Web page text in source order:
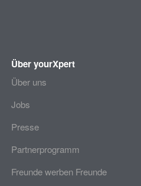
Über yourXpert
Über uns
Jobs
Presse
Partnerprogramm
Freunde werben Freunde